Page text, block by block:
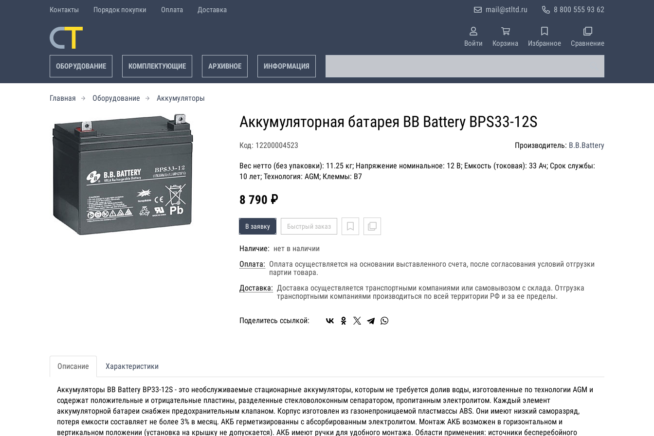
Контакты Порядок покупки Оплата Доставка 8 800 555 93 62
mail@stltd.ru
Войти Корзина Избранное Сравнение
ОБОРУДОВАНИЕ КОМПЛЕКТУЮЩИЕ АРХИВНОЕ ИНФОРМАЦИЯ
Главная Оборудование Аккумуляторы
Аккумуляторная батарея BB Battery BPS33-12S
Код: 12200004523 Производитель: B.B.Battery
Вес нетто (без упаковки): 11.25 кг; Напряжение номинальное: 12 В; Емкость (токовая): 33 Ач; Срок службы:
10 лет; Технология: AGM; Клеммы: B7
8 790 ₽
В заявку Быстрый заказ
Наличие: нет в наличии
Оплата: Оплата осуществляется на основании выставленного счета, после согласования условий отгрузки
партии товара.
Доставка: Доставка осуществляется транспортными компаниями или самовывозом с склада. Отгрузка
транспортными компаниями производиться по всей территории РФ и за ее пределы.
Поделитесь ссылкой:
Описание Характеристики
Аккумуляторы BB Battery BP33-12S - это необслуживаемые стационарные аккумуляторы, которым не требуется долив воды, изготовленные по технологии AGM и
содержат положительные и отрицательные пластины, разделенные стекловолоконным сепаратором, пропитанным электролитом. Каждый элемент
аккумуляторной батареи снабжен предохранительным клапаном. Корпус изготовлен из газонепроницаемой пластмассы ABS. Они имеют низкий саморазряд,
потеря емкости составляет не более 3% в месяц. АКБ герметизированны с абсорбированным электролитом. Монтаж АКБ возможен в горизонтальном и
вертикальном положении (установка на крышку не допускается). АКБ имеют ручки для удобного монтажа. Области применения: источники бесперебойного